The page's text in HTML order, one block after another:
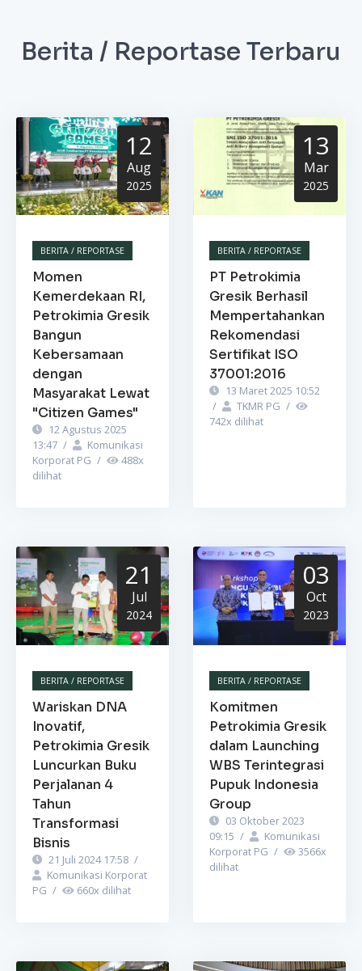
Berita / Reportase Terbaru
12
Aug
2025
BERITA / REPORTASE
Momen
Kemerdekaan RI,
Petrokimia Gresik
Bangun
Kebersamaan
dengan
Masyarakat Lewat
"Citizen Games"
12 Agustus 2025
13:47 /
Komunikasi
Korporat PG / 488x
dilihat
13
Mar
2025
BERITA / REPORTASE
PT Petrokimia
Gresik Berhasil
Mempertahankan
Rekomendasi
Sertifikat ISO
37001:2016
13 Maret 2025 10:52
/
TKMR PG /
742x dilihat
21
Jul
2024
BERITA / REPORTASE
Wariskan DNA
Inovatif,
Petrokimia Gresik
Luncurkan Buku
Perjalanan 4
Tahun
Transformasi
Bisnis
21 Juli 2024 17:58 /
Komunikasi Korporat
PG / 660x dilihat
03
Oct
2023
BERITA / REPORTASE
Komitmen
Petrokimia Gresik
dalam Launching
WBS Terintegrasi
Pupuk Indonesia
Group
03 Oktober 2023
09:15 /
Komunikasi
Korporat PG / 3566x
dilihat